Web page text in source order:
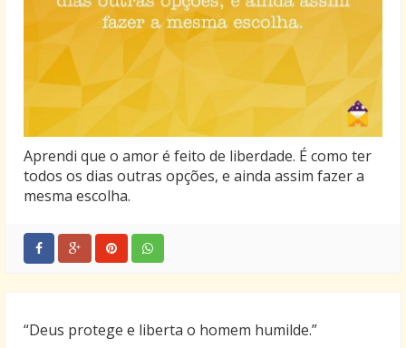
Aprendi que o amor é feito de liberdade. É como ter
todos os dias outras opções, e ainda assim fazer a
mesma escolha.
“Deus protege e liberta o homem humilde.”